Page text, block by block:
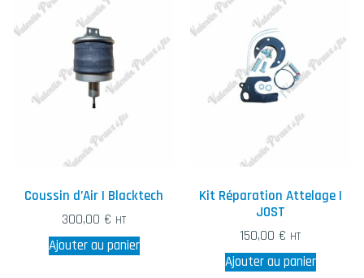
Coussin d’Air | Blacktech
300,00 € HT
Ajouter au panier
Kit Réparation Attelage |
JOST
150,00 € HT
Ajouter au panier